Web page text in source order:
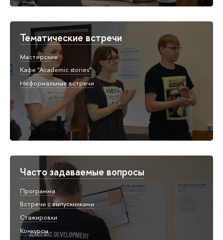
Тематические встречи
Мастерские
Кафе "Academic stories"
Неформальные встречи
Часто задаваемые вопросы
Программа
Встречи с выпускниками
Стажировки
Конкурсы